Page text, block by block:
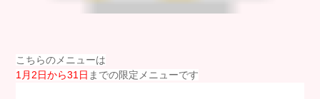
こちらのメニューは
1月2日から31日 までの限定メニューです